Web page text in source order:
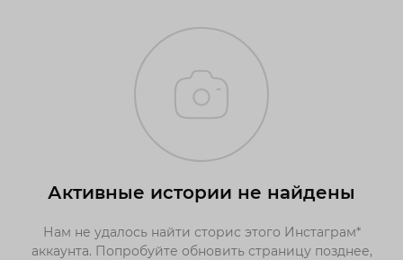
Активные истории не найдены
Нам не удалось найти сторис этого Инстаграм*
аккаунта. Попробуйте обновить страницу позднее,